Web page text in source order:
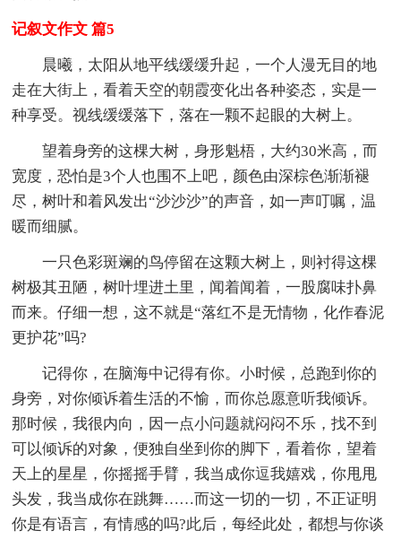
记叙文作文 篇5
晨曦，太阳从地平线缓缓升起，一个人漫无目的地
走在大街上，看着天空的朝霞变化出各种姿态，实是一
种享受。视线缓缓落下，落在一颗不起眼的大树上。
望着身旁的这棵大树，身形魁梧，大约30米高，而
宽度，恐怕是3个人也围不上吧，颜色由深棕色渐渐褪
尽，树叶和着风发出“沙沙沙”的声音，如一声叮嘱，温
暖而细腻。
一只色彩斑斓的鸟停留在这颗大树上，则衬得这棵
树极其丑陋，树叶埋进土里，闻着闻着，一股腐味扑鼻
而来。仔细一想，这不就是“落红不是无情物，化作春泥
更护花”吗?
记得你，在脑海中记得有你。小时候，总跑到你的
身旁，对你倾诉着生活的不愉，而你总愿意听我倾诉。
那时候，我很内向，因一点小问题就闷闷不乐，找不到
可以倾诉的对象，便独自坐到你的脚下，看着你，望着
天上的星星，你摇摇手臂，我当成你逗我嬉戏，你甩甩
头发，我当成你在跳舞……而这一切的一切，不正证明
你是有语言，有情感的吗?此后，每经此处，都想与你谈